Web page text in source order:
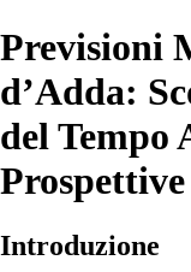
Previsioni
d’Adda:
del Tempo
Introduzione